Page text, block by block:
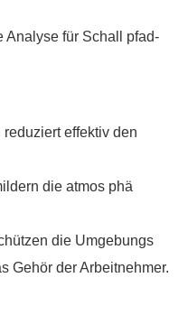
Analyse für Schall pfad-
effektiv den
die atmos phä
die Umgebungs
Gehör der Arbeitnehmer.